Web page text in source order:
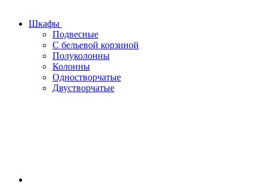
Шкафы
Подвесные
С бельевой корзиной
Полуколонны
Колонны
Одностворчатые
Двустворчатые